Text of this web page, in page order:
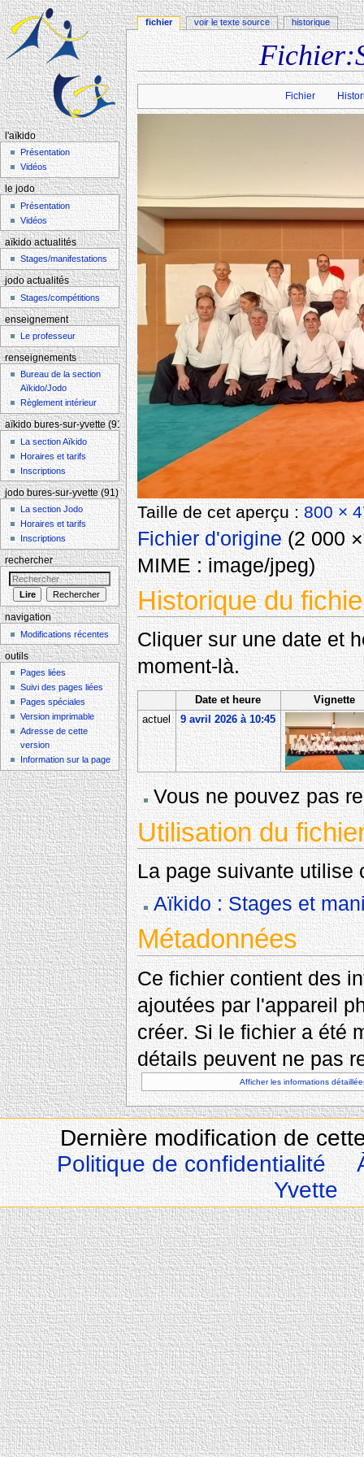
Aller à :navigation , rechercher
Fichier
Taille de cet aperçu :800 ×
Fichier d'origine‎(2 000
MIME :image/jpeg)
Historique du
Cliquer sur une date et
moment-là.
Date et heure
Vignette
actuel
9 avril 2026 à 10:45
Vous ne pouvez pas
Utilisation du
La page suivante utilise
Aïkido : Stages et
Métadonnées
Ce fichier contient des
ajoutées par l'appareil
créer. Si le fichier a été
détails peuvent ne pas
Afficher les informations
fichier voir le texte source historique
l'aïkido
Présentation
Vidéos
le jodo
Présentation
Vidéos
aïkido actualités
Stages/manifestations
jodo actualités
Stages/compétitions
enseignement
Le professeur
renseignements
Bureau de la section
Aïkido/Jodo
Règlement intérieur
aïkido bures-sur-yvette (91)
La section Aïkido
Horaires et tarifs
Inscriptions
jodo bures-sur-yvette (91)
La section Jodo
Horaires et tarifs
Inscriptions
rechercher
navigation
Modifications récentes
outils
Pages liées
Suivi des pages liées
Pages spéciales
Version imprimable
Adresse de cette
version
Information sur la page
Dernière modification de
Politique de confidentialité
Yvette